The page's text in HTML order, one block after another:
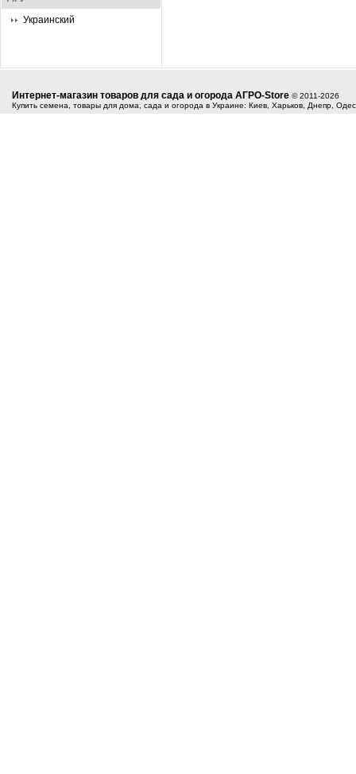
Украинский
Интернет-магазин товаров для сада и огорода АГРО-Store © 2011-2026
Купить семена, товары для дома, сада и огорода в Украине: Киев, Харьков, Днепр,